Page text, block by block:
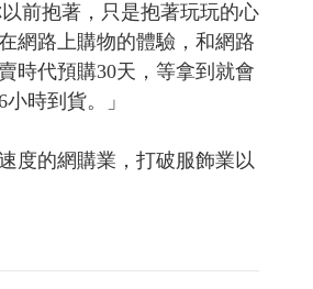
前抱著，只是抱著玩玩的心
網路上購物的體驗，和網路
時代預購30天，等拿到就會
時到貨。」
度的網購業，打破服飾業以